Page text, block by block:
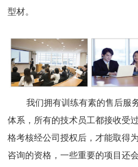
型材。
我们拥有训练有素的售后服
体系，所有的技术员工都接收受
格考核经公司授权后，才能取得
咨询的资格，一些重要的项目还